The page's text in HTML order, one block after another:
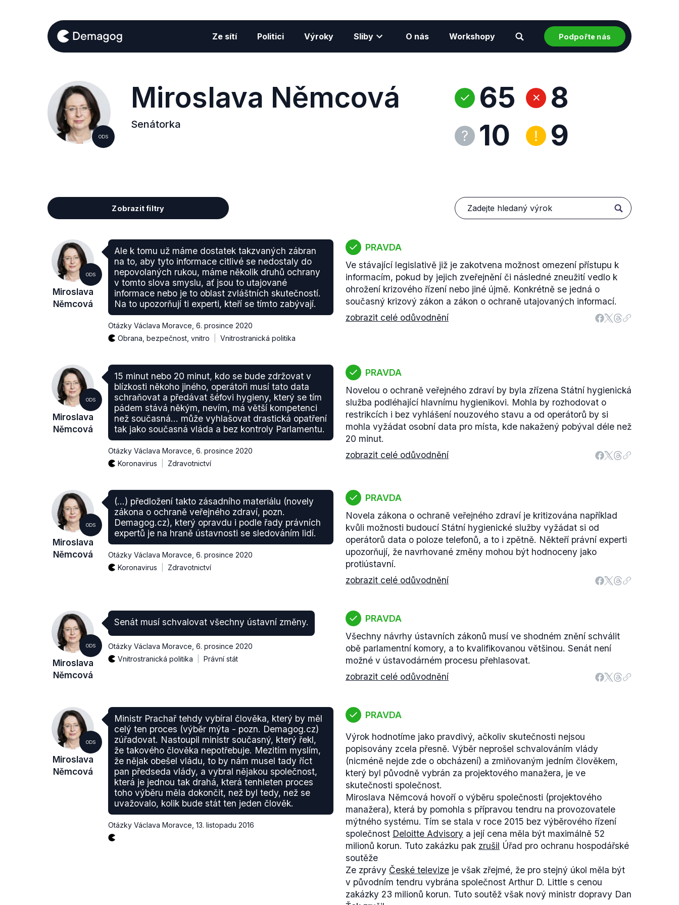
Ze sítí Politici Výroky Sliby O nás Workshopy Podpořte nás
ODS
Miroslava Němcová
Senátorka
65
10
8
9
Zobrazit filtry
ODS
Miroslava
Němcová
Ale k tomu už máme dostatek takzvaných zábran
na to, aby tyto informace citlivé se nedostaly do
nepovolaných rukou, máme několik druhů ochrany
v tomto slova smyslu, ať jsou to utajované
informace nebo je to oblast zvláštních skutečností.
Na to upozorňují ti experti, kteří se tímto zabývají.
Otázky Václava Moravce 6. prosince 2020
Obrana, bezpečnost, vnitro
Vnitrostranická politika
PRAVDA
Ve stávající legislativě již je zakotvena možnost omezení přístupu k
informacím, pokud by jejich zveřejnění či následné zneužití vedlo k
ohrožení krizového řízení nebo jiné újmě. Konkrétně se jedná o
současný krizový zákon a zákon o ochraně utajovaných informací.
zobrazit celé odůvodnění
ODS
Miroslava
Němcová
15 minut nebo 20 minut, kdo se bude zdržovat v
blízkosti někoho jiného, operátoři musí tato data
schraňovat a předávat šéfovi hygieny, který se tím
pádem stává někým, nevím, má větší kompetenci
než současná... může vyhlašovat drastická opatření
tak jako současná vláda a bez kontroly Parlamentu.
Otázky Václava Moravce 6. prosince 2020
Koronavirus
Zdravotnictví
PRAVDA
Novelou o ochraně veřejného zdraví by byla zřízena Státní hygienická
služba podléhající hlavnímu hygienikovi. Mohla by rozhodovat o
restrikcích i bez vyhlášení nouzového stavu a od operátorů by si
mohla vyžádat osobní data pro místa, kde nakažený pobýval déle než
20 minut.
zobrazit celé odůvodnění
ODS
Miroslava
Němcová
(...) předložení takto zásadního materiálu (novely
zákona o ochraně veřejného zdraví, pozn.
Demagog.cz), který opravdu i podle řady právních
expertů je na hraně ústavnosti se sledováním lidí.
Otázky Václava Moravce 6. prosince 2020
Koronavirus
Zdravotnictví
PRAVDA
Novela zákona o ochraně veřejného zdraví je kritizována například
kvůli možnosti budoucí Státní hygienické služby vyžádat si od
operátorů data o poloze telefonů, a to i zpětně. Někteří právní experti
upozorňují, že navrhované změny mohou být hodnoceny jako
protiústavní.
zobrazit celé odůvodnění
ODS
Miroslava
Němcová
Senát musí schvalovat všechny ústavní změny.
Otázky Václava Moravce 6. prosince 2020
Vnitrostranická politika
Právní stát
PRAVDA
Všechny návrhy ústavních zákonů musí ve shodném znění schválit
obě parlamentní komory, a to kvalifikovanou většinou. Senát není
možné v ústavodárném procesu přehlasovat.
zobrazit celé odůvodnění
ODS
Miroslava
Němcová
Ministr Prachař tehdy vybíral člověka, který by měl
celý ten proces (výběr mýta - pozn. Demagog.cz)
zúřadovat. Nastoupil ministr současný, který řekl,
že takového člověka nepotřebuje. Mezitím myslím,
že nějak obešel vládu, to by nám musel tady říct
pan předseda vlády, a vybral nějakou společnost,
která je jednou tak drahá, která tenhleten proces
toho výběru měla dokončit, než byl tedy, než se
uvažovalo, kolik bude stát ten jeden člověk.
Otázky Václava Moravce 13. listopadu 2016
PRAVDA
Výrok hodnotíme jako pravdivý, ačkoliv skutečnosti nejsou
popisovány zcela přesně. Výběr neprošel schvalováním vlády
(nicméně nejde zde o obcházení) a zmiňovaným jedním člověkem,
který byl původně vybrán za projektového manažera, je ve
skutečnosti společnost.
Miroslava Němcová hovoří o výběru společnosti (projektového
manažera), která by pomohla s přípravou tendru na provozovatele
mýtného systému. Tím se stala v roce 2015 bez výběrového řízení
společnost Deloitte Advisory a její cena měla být maximálně 52
milionů korun. Tuto zakázku pak zrušil Úřad pro ochranu hospodářské
soutěže
Ze zprávy České televize je však zřejmé, že pro stejný úkol měla být
v původním tendru vybrána společnost Arthur D. Little s cenou
zakázky 23 milionů korun. Tuto soutěž však nový ministr dopravy Dan